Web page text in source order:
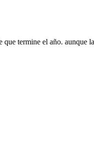
que termine el año.